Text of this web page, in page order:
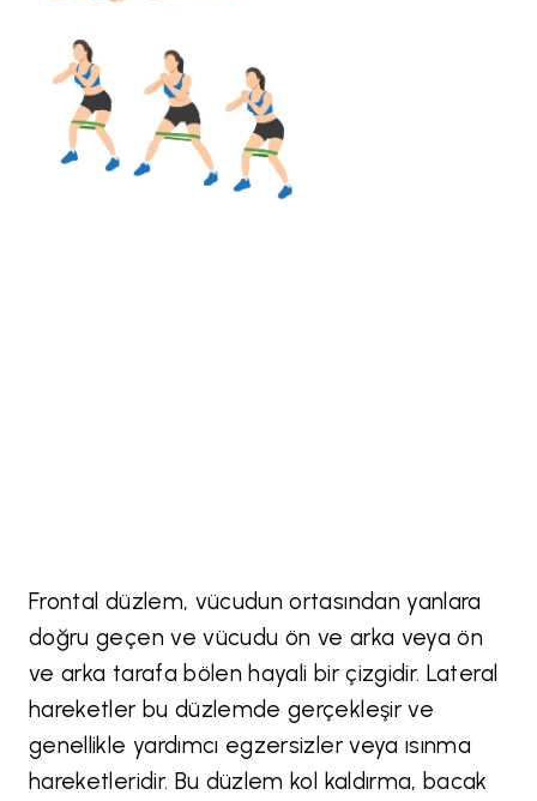
Frontal düzlem, vücudun ortasından yanlara
doğru geçen ve vücudu ön ve arka veya ön
ve arka tarafa bölen hayali bir çizgidir. Lateral
hareketler bu düzlemde gerçekleşir ve
genellikle yardımcı egzersizler veya ısınma
hareketleridir. Bu düzlem kol kaldırma, bacak